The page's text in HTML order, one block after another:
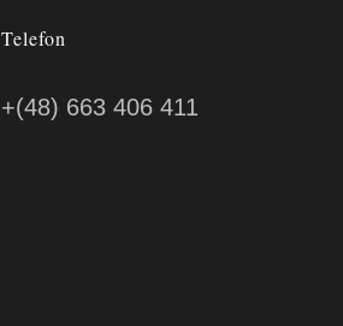
Telefon
+(48) 663 406 411